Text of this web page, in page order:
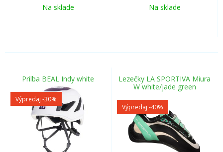
Na sklade Na sklade
Prilba BEAL Indy white
Výpredaj -30%
Lezečky LA SPORTIVA Miura
W white/jade green
Výpredaj -40%